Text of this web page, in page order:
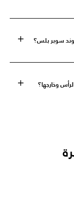
سوبر بلس؟
وخارجها؟